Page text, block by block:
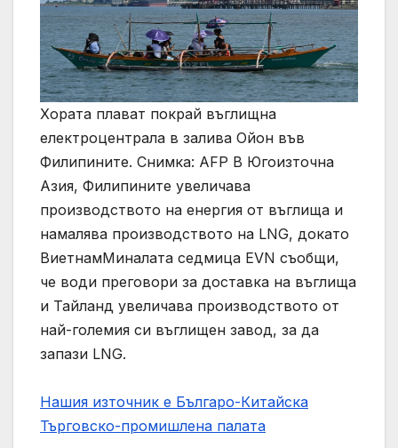
Хората плават покрай въглищна
електроцентрала в залива Ойон във
Филипините. Снимка: AFP В Югоизточна
Азия, Филипините увеличава
производството на енергия от въглища и
намалява производството на LNG, докато
ВиетнамМиналата седмица EVN съобщи,
че води преговори за доставка на въглища
и Тайланд увеличава производството от
най-големия си въглищен завод, за да
запази LNG.
Нашия източник е Българо-Китайска
Търговско-промишлена палaта